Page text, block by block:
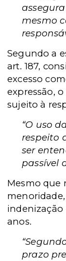
mesmo
Segundo a
art. 187,
excesso
expressão,
sujeito à
“O uso
respeito
ser
passível
Mesmo que
indenização
anos.
prazo